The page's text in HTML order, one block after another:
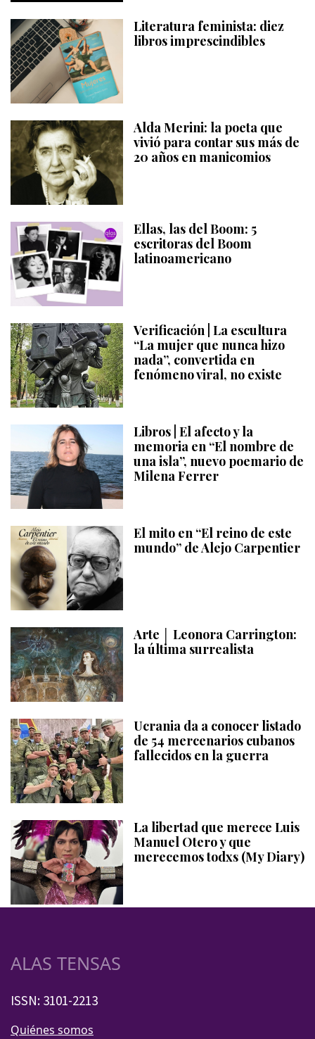
Literatura feminista: diez
libros imprescindibles
Alda Merini: la poeta que
vivió para contar sus más de
20 años en manicomios
Ellas, las del Boom: 5
escritoras del Boom
latinoamericano
Verificación | La escultura
“La mujer que nunca hizo
nada”, convertida en
fenómeno viral, no existe
Libros | El afecto y la
memoria en “El nombre de
una isla”, nuevo poemario de
Milena Ferrer
El mito en “El reino de este
mundo” de Alejo Carpentier
Arte │ Leonora Carrington:
la última surrealista
Ucrania da a conocer listado
de 54 mercenarios cubanos
fallecidos en la guerra
La libertad que merece Luis
Manuel Otero y que
merecemos todxs (My Diary)
ALAS TENSAS
ISSN: 3101-2213
Quiénes somos